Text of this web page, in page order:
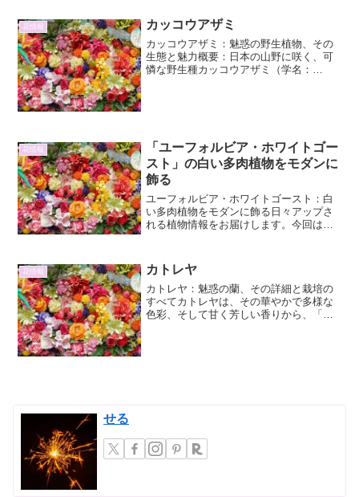
花情報 カッコウアザミ
カッコウアザミ：魅惑の野生植物、その
生態と魅力概要：日本の山野に咲く、可
憐な野生種カッコウアザミ（学名：
花情報
「ユーフォルビア・ホワイトゴー
スト」の白い多肉植物をモダンに
飾る
ユーフォルビア・ホワイトゴースト：白
い多肉植物をモダンに飾る日々アップさ
れる植物情報をお届けします。今回は、
ースト」に焦点を当て、その魅力とモダ
ンな装飾方法について詳し...
花情報 カトレヤ
カトレヤ：魅惑の蘭、その詳細と栽培の
すべてカトレヤは、その華やかで多様な
色彩、そして甘く芳しい香りから、「蘭
せる